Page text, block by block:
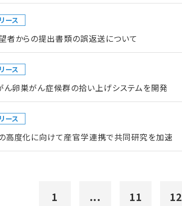
ース
者からの提出書類の誤返送について
ース
卵巣がん症候群の拾い上げシステムを開発
ース
高度化に向けて産官学連携で共同研究を加速
1 ... 11 12